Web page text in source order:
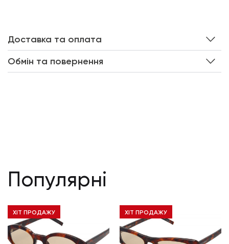
Доставка та оплата
Обмін та повернення
Популярні
ХІТ ПРОДАЖУ ХІТ ПРОДАЖУ